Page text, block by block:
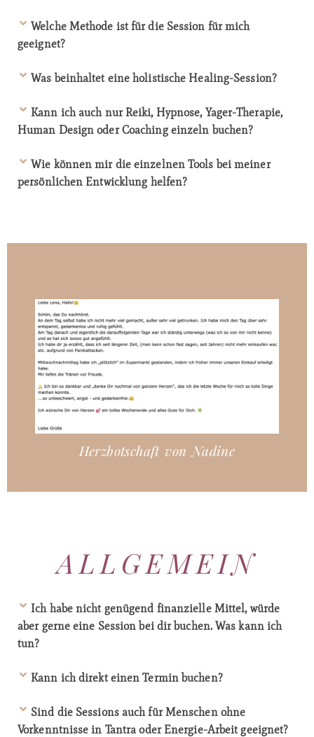
Welche Methode ist für die Session für mich
geeignet?
Was beinhaltet eine holistische Healing-Session?
Kann ich auch nur Reiki, Hypnose, Yager-Therapie,
Human Design oder Coaching einzeln buchen?
Wie können mir die einzelnen Tools bei meiner
persönlichen Entwicklung helfen?
Herzbotschaft von Nadine
ALLGEMEIN
Ich habe nicht genügend finanzielle Mittel, würde
aber gerne eine Session bei dir buchen. Was kann ich
tun?
Kann ich direkt einen Termin buchen?
Sind die Sessions auch für Menschen ohne
Vorkenntnisse in Tantra oder Energie-Arbeit geeignet?